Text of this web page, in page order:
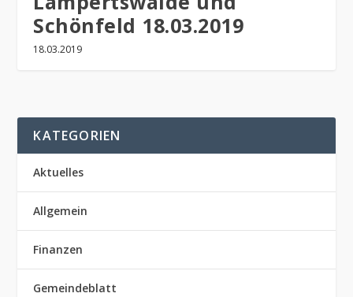
Schönfeld 18.03.2019
18.03.2019
KATEGORIEN
Aktuelles
Allgemein
Finanzen
Gemeindeblatt